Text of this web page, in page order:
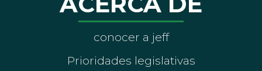
conocer a jeff
Prioridades legislativas